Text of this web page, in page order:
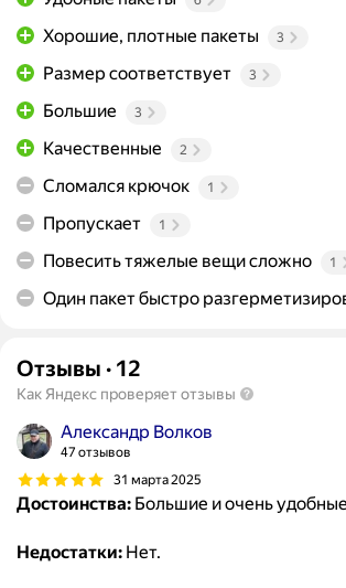
Хорошие, плотные пакеты 3
Размер соответствует 3
Большие 3
Качественные 2
Сломался крючок 1
Пропускает 1
Повесить тяжелые вещи сложно 1
Один пакет быстро
Отзывы · 12
Как Яндекс проверяет отзывы
Александр Волков
47 отзывов
31 марта 2025
Достоинства: Большие и очень
Недостатки: Нет.